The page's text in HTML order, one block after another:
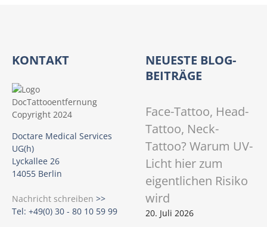
KONTAKT
Doctare Medical Services
UG(h)
Lyckallee 26
14055 Berlin
Nachricht schreiben >>
Tel: +49(0) 30 - 80 10 59 99
NEUESTE BLOG-
BEITRÄGE
Face-Tattoo, Head-
Tattoo, Neck-
Tattoo? Warum UV-
Licht hier zum
eigentlichen Risiko
wird
20. Juli 2026